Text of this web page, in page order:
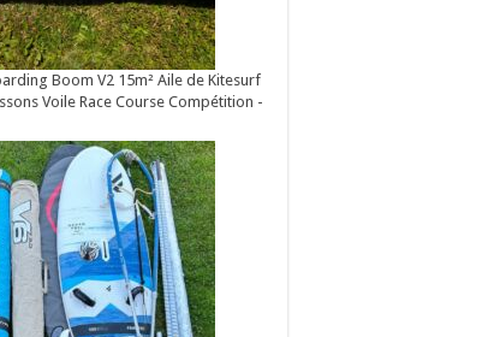
Boom V2 15m² Aile de Kitesurf
Voile Race Course Compétition -